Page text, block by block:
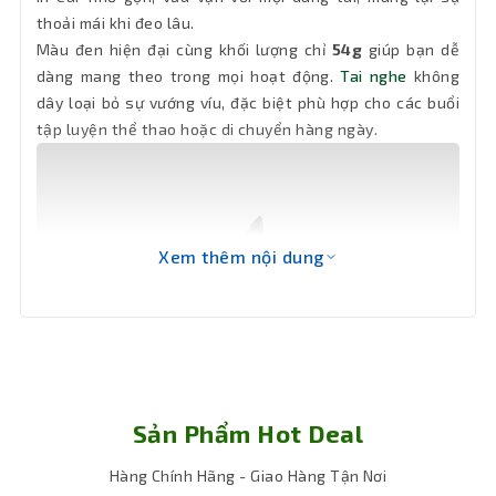
thoải mái khi đeo lâu.
Màu đen hiện đại cùng khối lượng chỉ 54g giúp bạn dễ
dàng mang theo trong mọi hoạt động.Tai nghe không
dây loại bỏ sự vướng víu, đặc biệt phù hợp cho các buổi
tập luyện thể thao hoặc di chuyển hàng ngày.
Xem thêm nội dung
Sản Phẩm Hot Deal
Hàng Chính Hãng - Giao Hàng Tận Nơi